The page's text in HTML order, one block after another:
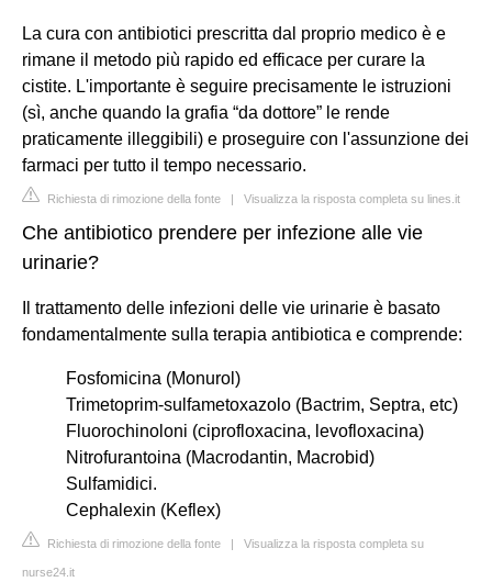
La cura con antibiotici prescritta dal proprio medico è e
rimane il metodo più rapido ed efficace per curare la
cistite. L'importante è seguire precisamente le istruzioni
(sì, anche quando la grafia “da dottore” le rende
praticamente illeggibili) e proseguire con l'assunzione dei
farmaci per tutto il tempo necessario.
Richiesta di rimozione della fonte | Visualizza la risposta completa su lines.it
Che antibiotico prendere per infezione alle vie
urinarie?
Il trattamento delle infezioni delle vie urinarie è basato
fondamentalmente sulla terapia antibiotica e comprende:
Fosfomicina (Monurol)
Trimetoprim-sulfametoxazolo (Bactrim, Septra, etc)
Fluorochinoloni (ciprofloxacina, levofloxacina)
Nitrofurantoina (Macrodantin, Macrobid)
Sulfamidici.
Cephalexin (Keflex)
Richiesta di rimozione della fonte | Visualizza la risposta completa su
nurse24.it